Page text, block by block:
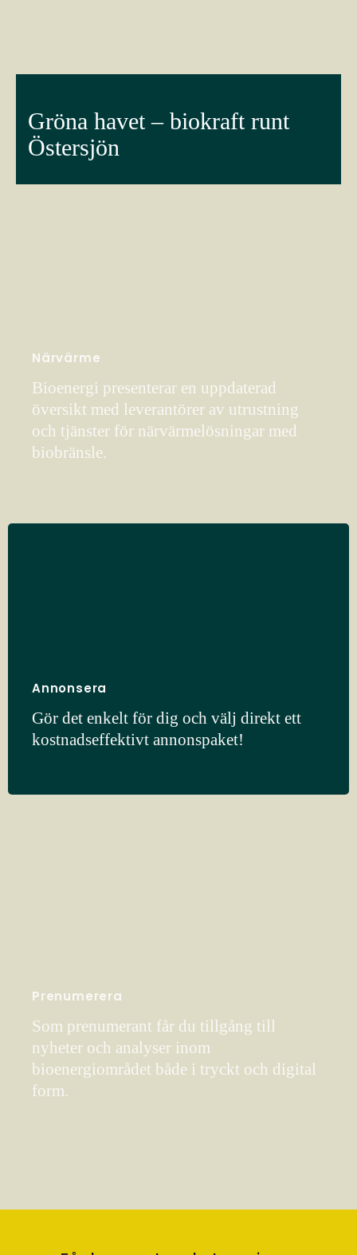
Gröna havet – biokraft runt
Östersjön
Närvärme
Bioenergi presenterar en uppdaterad
översikt med leverantörer av utrustning
och tjänster för närvärmelösningar med
biobränsle.
Annonsera
Gör det enkelt för dig och välj direkt ett
kostnadseffektivt annonspaket!
Prenumerera
Som prenumerant får du tillgång till
nyheter och analyser inom
bioenergiområdet både i tryckt och digital
form.